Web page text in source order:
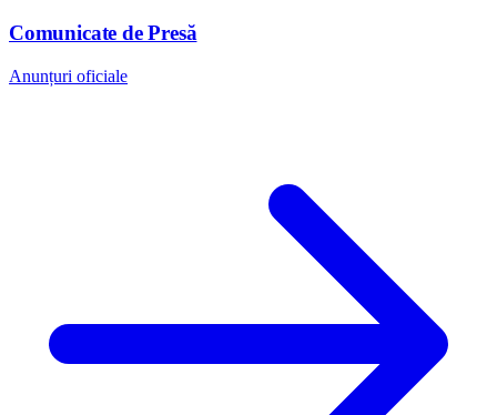
Comunicate de Presă
Anunțuri oficiale